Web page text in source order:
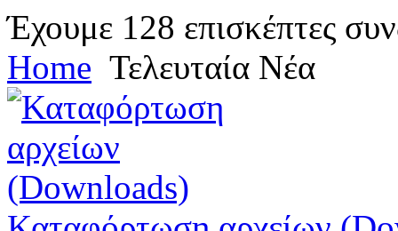
Έχουμε 128 επισκέπτες
Home Τελευταία Νέα